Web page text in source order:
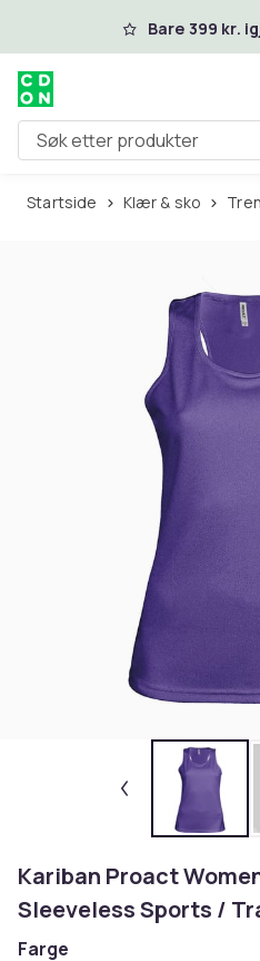
Hopp til hovedinnhold
Bare 399 kr.
Søk etter produkter
Startside Klær & sko
Kariban Proact
Sleeveless Sports /
Farge